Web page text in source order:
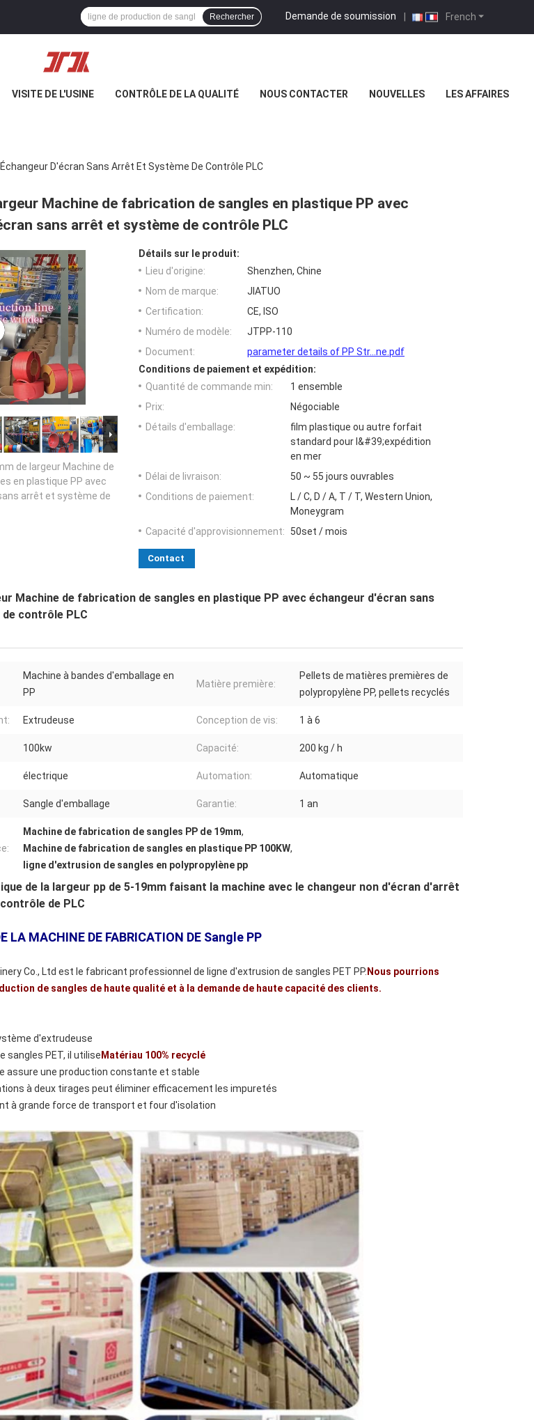
French
Demande de soumission |
Rechercher
VISITE DE L'USINE CONTRÔLE DE LA QUALITÉ NOUS CONTACTER NOUVELLES LES AFFAIRES
D'écran Sans Arrêt Et Système De Contrôle PLC
Machine de fabrication de sangles en plastique PP avec
sans arrêt et système de contrôle PLC
de largeur Machine de
en plastique PP avec
arrêt et système de
Détails sur le produit:
Lieu d'origine:
Shenzhen, Chine
Nom de marque:
JIATUO
Certification:
CE, ISO
Numéro de modèle:
JTPP-110
Document:
parameter details of PP Str...ne.pdf
Conditions de paiement et expédition:
Quantité de commande min:
1 ensemble
Prix:
Négociable
Détails d'emballage:
film plastique ou autre forfait
standard pour l&#39;expédition
en mer
Délai de livraison:
50 ~ 55 jours ouvrables
Conditions de paiement:
L / C, D / A, T / T, Western Union,
Moneygram
Capacité d'approvisionnement:
50set / mois
Contact
Machine de fabrication de sangles en plastique PP avec échangeur d'écran sans
contrôle PLC
Machine à bandes d'emballage en
PP
Matière première:
Pellets de matières premières de
polypropylène PP, pellets recyclés
Extrudeuse Conception de vis: 1 à 6
100kw Capacité: 200 kg / h
électrique Automation: Automatique
Sangle d'emballage Garantie: 1 an
Machine de fabrication de sangles PP de 19mm,
Machine de fabrication de sangles en plastique PP 100KW,
ligne d'extrusion de sangles en polypropylène pp
de la largeur pp de 5-19mm faisant la machine avec le changeur non d'écran d'arrêt
de PLC
LA MACHINE DE FABRICATION DE Sangle PP
Co., Ltd est le fabricant professionnel de ligne d'extrusion de sangles PET PP.Nous pourrions
de sangles de haute qualité et à la demande de haute capacité des clients.
d'extrudeuse
sangles PET, il utiliseMatériau 100% recyclé
assure une production constante et stable
à deux tirages peut éliminer efficacement les impuretés
à grande force de transport et four d'isolation